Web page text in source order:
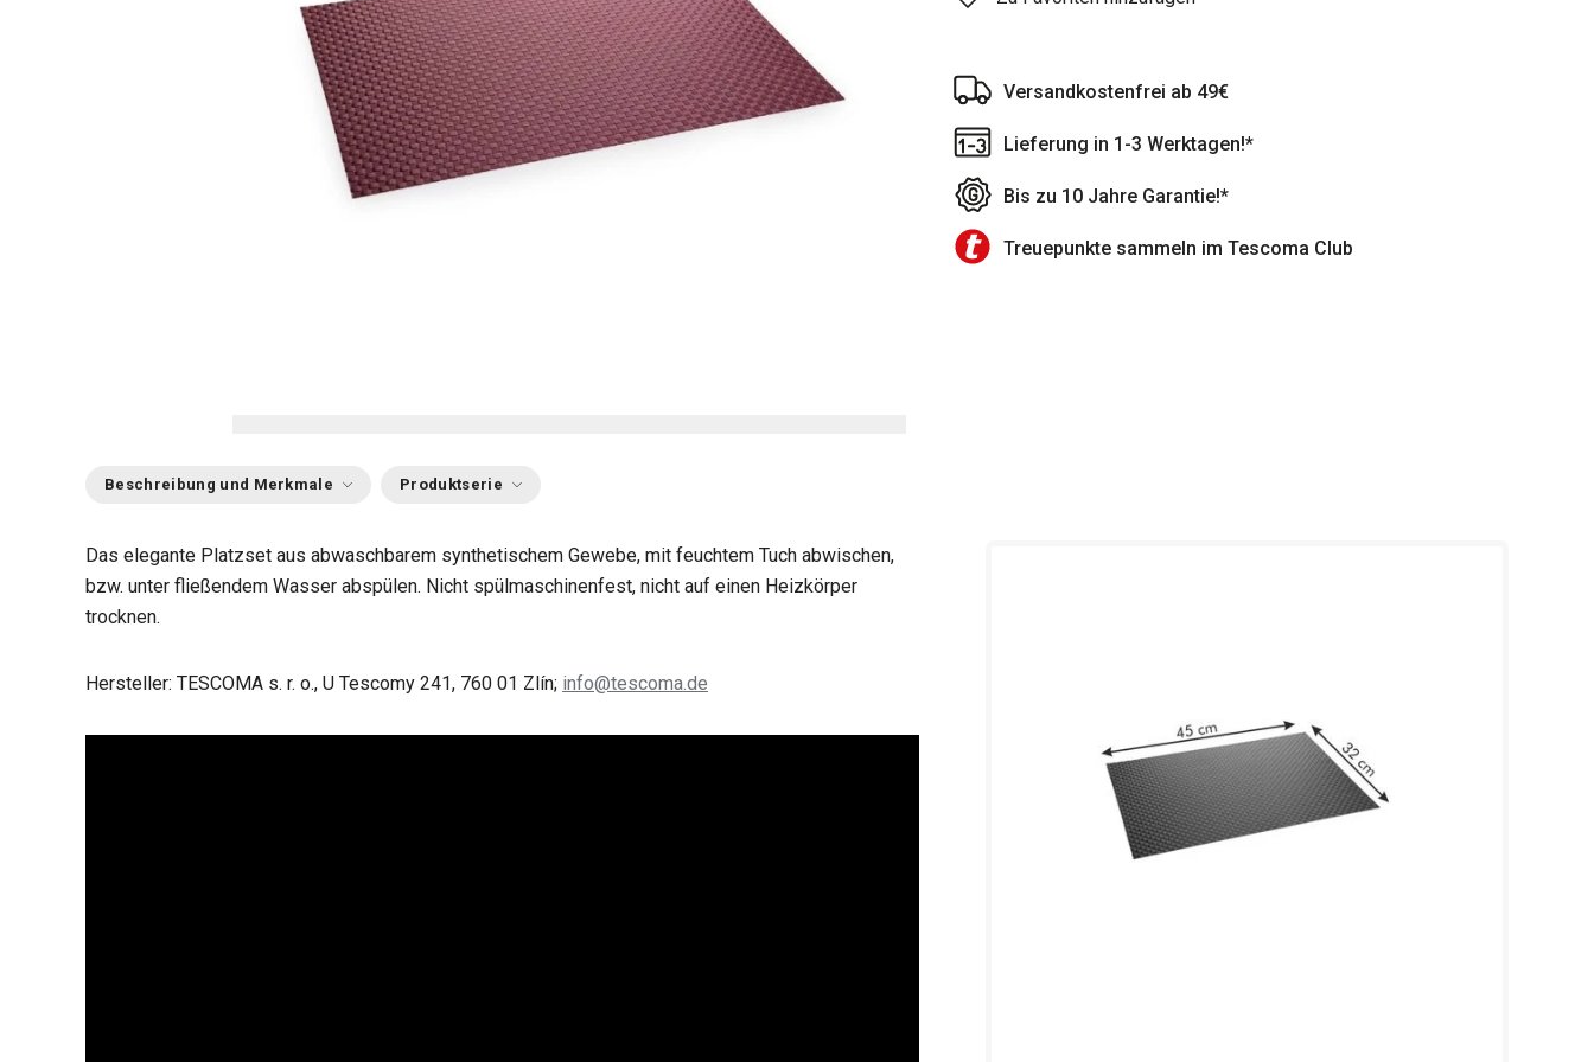
Versandkostenfrei ab 49€
Lieferung in 1-3 Werktagen!*
Bis zu 10 Jahre Garantie!*
Treuepunkte sammeln im Tescoma Club
Beschreibung und Merkmale Produktserie
Das elegante Platzset aus abwaschbarem synthetischem Gewebe, mit feuchtem Tuch abwischen,
bzw. unter fließendem Wasser abspülen. Nicht spülmaschinenfest, nicht auf einen Heizkörper
trocknen.
Hersteller: TESCOMA s. r. o., U Tescomy 241, 760 01 Zlín; info@tescoma.de